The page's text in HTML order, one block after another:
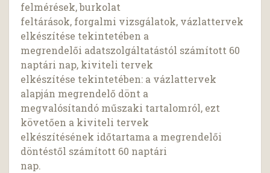
felmérések, burkolat
feltárások, forgalmi vizsgálatok, vázlattervek
elkészítése tekintetében a
megrendelői adatszolgáltatástól számított 60
naptári nap, kiviteli tervek
elkészítése tekintetében: a vázlattervek
alapján megrendelő dönt a
megvalósítandó műszaki tartalomról, ezt
követően a kiviteli tervek
elkészítésének időtartama a megrendelői
döntéstől számított 60 naptári
nap.